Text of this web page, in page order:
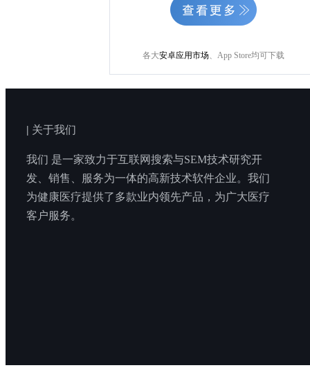
各大安卓应用市场、App Store均可下载
| 关于我们
我们 是一家致力于互联网搜索与SEM技术研究开
发、销售、服务为一体的高新技术软件企业。我们
为健康医疗提供了多款业内领先产品，为广大医疗
客户服务。